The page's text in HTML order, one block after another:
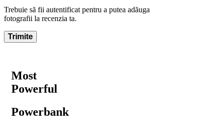
Trebuie să fii autentificat pentru a putea adăuga
fotografii la recenzia ta.
Most
Powerful
Powerbank